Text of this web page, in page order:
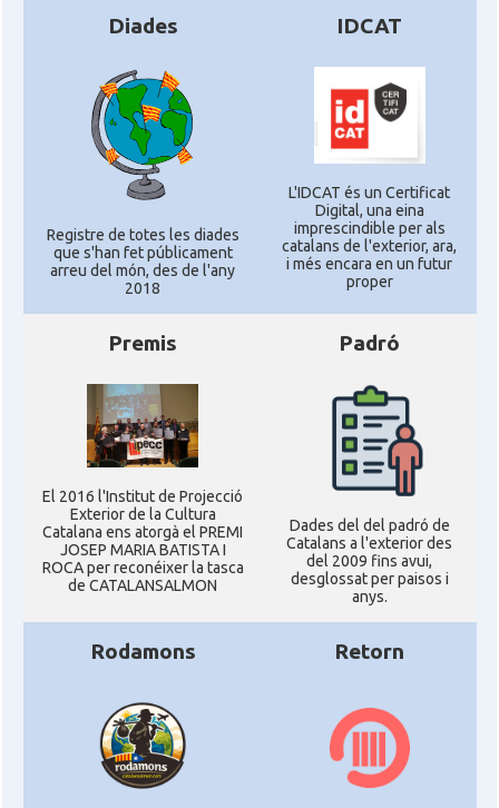
Diades
Registre de totes les diades
que s'han fet públicament
arreu del món, des de l'any
2018
IDCAT
L'IDCAT és un Certificat
Digital, una eina
imprescindible per als
catalans de l'exterior, ara,
i més encara en un futur
proper
Premis
El 2016 l'Institut de Projecció
Exterior de la Cultura
Catalana ens atorgà el PREMI
JOSEP MARIA BATISTA I
ROCA per reconéixer la tasca
de CATALANSALMON
Padró
Dades del del padró de
Catalans a l'exterior des
del 2009 fins avui,
desglossat per paisos i
anys.
Rodamons Retorn